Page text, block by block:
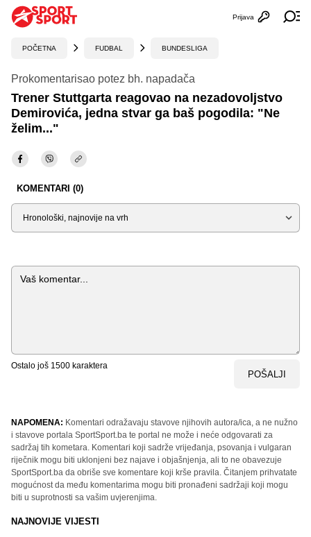
Otvori
Prijava
POČETNA FUDBAL BUNDESLIGA
Prokomentarisao potez bh. napadača
Trener Stuttgarta reagovao na nezadovoljstvo
Demirovića, jedna stvar ga baš pogodila: "Ne
želim..."
KOMENTARI (0)
Sortiraj
Komentar
Ostalo još 1500 karaktera
POŠALJI
NAPOMENA: Komentari odražavaju stavove njihovih autora/ica, a ne nužno
i stavove portala SportSport.ba te portal ne može i neće odgovarati za
sadržaj tih kometara. Komentari koji sadrže vrijeđanja, psovanja i vulgaran
riječnik mogu biti uklonjeni bez najave i objašnjenja, ali to ne obavezuje
SportSport.ba da obriše sve komentare koji krše pravila. Čitanjem prihvatate
mogućnost da među komentarima mogu biti pronađeni sadržaji koji mogu
biti u suprotnosti sa vašim uvjerenjima.
NAJNOVIJE VIJESTI